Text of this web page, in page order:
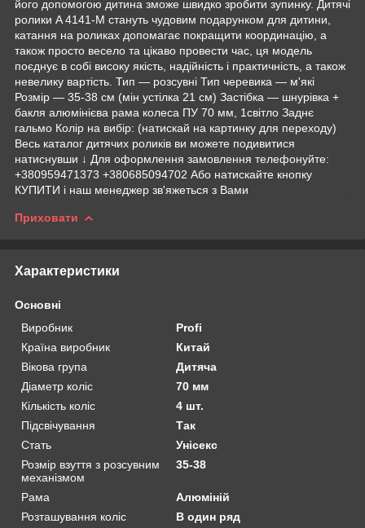
його допомогою дитина зможе швидко зробити зупинку. Дитячі
ролики A 4141-M стануть чудовим подарунком для дитини,
катання на роликах допомагає покращити координацію, а
також просто весело та цікаво провести час, ця модель
поєднує в собі високу якість, надійність і практичність, а також
невелику вартість. Тип — розсувні Тип черевика — м'які
Розмір — 35-38 см (мін устілка 21 см) Застібка — шнурівка +
бакля алюмінієва рама колеса ПУ 70 мм, 1світло Заднє
гальмо Колір на вибір: (натискай на картинку для переходу)
Весь каталог дитячих роликів ви можете подивитися
натиснувши ↓ Для оформлення замовлення телефонуйте:
+380959471373 +380685094702 Або натискайте кнопку
КУПИТИ і наш менеджер зв'яжеться з Вами
Приховати
Характеристики
Основні
Виробник
Profi
Країна виробник
Китай
Вікова група
Дитяча
Діаметр коліс
70 мм
Кількість коліс
4 шт.
Підсвічування
Так
Стать
Унісекс
Розмір взуття з розсувним
механізмом
35-38
Рама
Алюміній
Розташування коліс
В один ряд